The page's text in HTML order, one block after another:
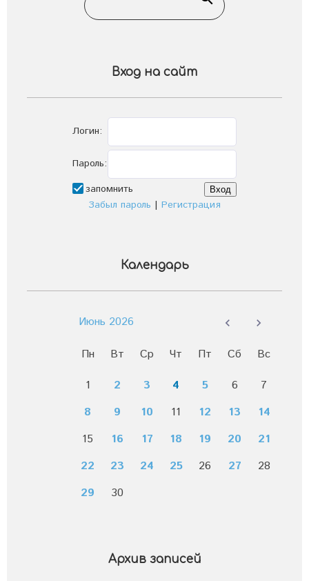
Вход на сайт
Логин:
Пароль:
запомнить
Забыл пароль | Регистрация
Календарь
Июнь 2026
Пн Вт Ср Чт Пт Сб
Вс
1
2 3 4 5 6
7
8
9 10 11 12 13
14
15
16 17 18 19 20
21
22
23 24 25 26 27
28
29
30
Архив записей